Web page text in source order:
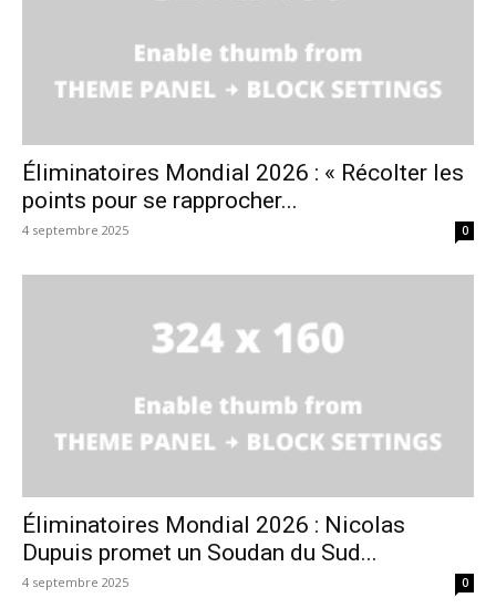
Éliminatoires Mondial 2026 : « Récolter les
points pour se rapprocher...
4 septembre 2025 0
Éliminatoires Mondial 2026 : Nicolas
Dupuis promet un Soudan du Sud...
4 septembre 2025 0